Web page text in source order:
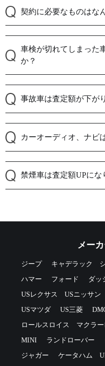
契約に必要なものはな
車検が切れてしまった
か？
事故車は査定額が下が
カーオーディオ、ナビ
禁煙車は査定額UPにな
メー
ジープ キャデラック
ハマー フォード ダッ
USレクサス USニッサン
USマツダ US三菱
ロールスロイス マクラ
MINI ランドローバー
ジャガー ケータハム